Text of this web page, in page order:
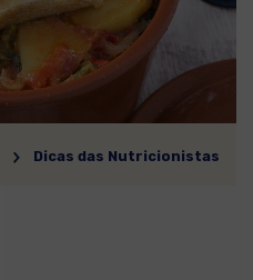
Dicas das Nutricionistas